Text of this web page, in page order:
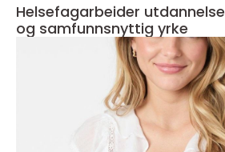
Helsefagarbeider utdannelse veien til et trygt
og samfunnsnyttig yrke